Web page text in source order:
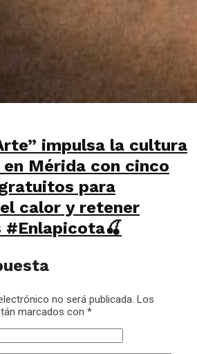
impulsa la cultura
en Mérida con cinco
para
calor y retener
no será publicada. Los
marcados con *